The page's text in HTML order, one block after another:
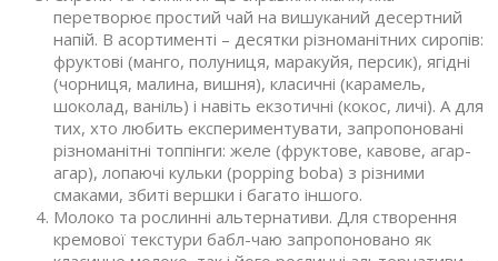
перетворює простий чай на вишуканий десертний
напій. В асортименті – десятки різноманітних сиропів:
фруктові (манго, полуниця, маракуйя, персик), ягідні
(чорниця, малина, вишня), класичні (карамель,
шоколад, ваніль) і навіть екзотичні (кокос, личі). А для
тих, хто любить експериментувати, запропоновані
різноманітні топпінги: желе (фруктове, кавове, агар-
агар), лопаючі кульки (popping boba) з різними
смаками, збиті вершки і багато іншого.
Молоко та рослинні альтернативи. Для створення
кремової текстури бабл-чаю запропоновано як